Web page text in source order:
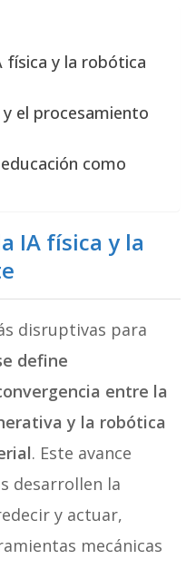
física y la robótica
el procesamiento
como
IA física y la
disruptivas para
define
entre la
y la robótica
. Este avance
desarrollen la
y actuar,
mecánicas